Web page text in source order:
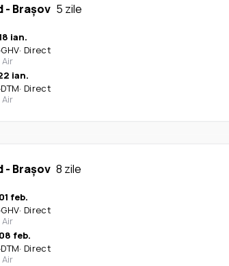
- Brașov 5 zile
ian.
GHV· Direct
ian.
DTM· Direct
- Brașov 8 zile
feb.
GHV· Direct
feb.
DTM· Direct